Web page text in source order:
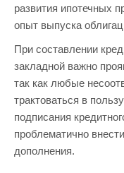
развития ипотечных
опыт выпуска
При составлении
закладной важно
так как любые
трактоваться в
подписания
проблематично
дополнения.